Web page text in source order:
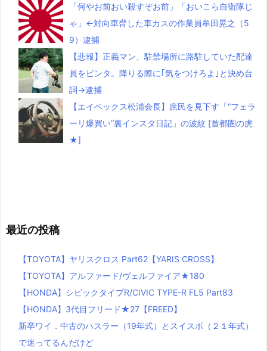
「何やお前おい殺すぞお前」「おいこら自衛隊じ
ゃ」←対向車脅した車カスの作業員牟田晃之（5
9）逮捕
【悲報】正義マン、駐禁場所に路駐していた配達
員をビンタ。降りる際に｢気をつけろよ｣と決め台
詞→逮捕
【エイベックス松浦会長】庶民を見下す「“フェラ
ーリ爆買い”裏インスタ日記」の波紋 [首都圏の虎
★]
最近の投稿
【TOYOTA】ヤリスクロス Part62【YARIS CROSS】
【TOYOTA】アルファード/ヴェルファイア★180
【HONDA】シビックタイプR/CIVIC TYPE-R FL5 Part83
【HONDA】3代目フリード★27【FREED】
新卒ワイ．中古のハスラー（19年式）とスイスポ（２１年式）
で迷ってるんだけど